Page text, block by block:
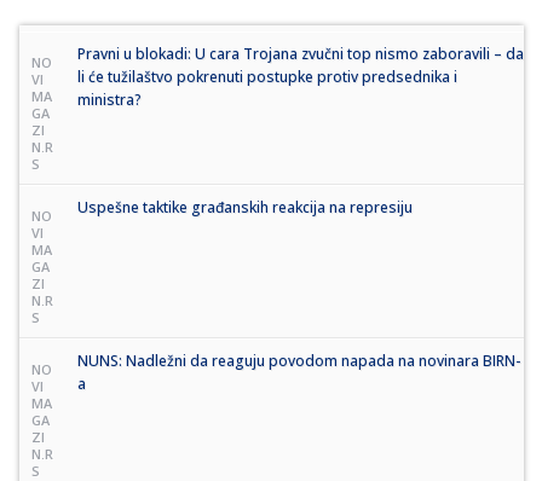
NO
VI
MA
GA
ZI
N.R
S
Pravni u blokadi: U cara Trojana zvučni top nismo zaboravili – da
li će tužilaštvo pokrenuti postupke protiv predsednika i
ministra?
NO
VI
MA
GA
ZI
N.R
S
Uspešne taktike građanskih reakcija na represiju
NO
VI
MA
GA
ZI
N.R
S
NUNS: Nadležni da reaguju povodom napada na novinara BIRN-
a